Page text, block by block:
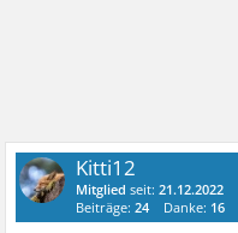
Kitti12
Mitglied seit:21.12.2022
Beiträge:24 Danke: 16